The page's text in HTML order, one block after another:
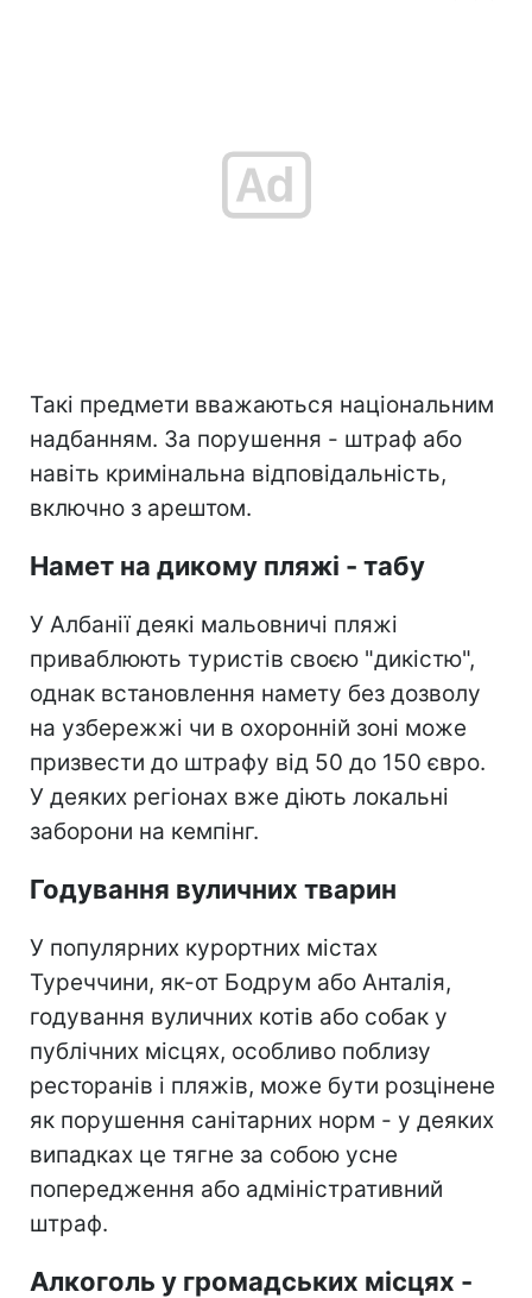
Такі предмети вважаються національним
надбанням. За порушення - штраф або
навіть кримінальна відповідальність,
включно з арештом.
Намет на дикому пляжі - табу
У Албанії деякі мальовничі пляжі
приваблюють туристів своєю "дикістю",
однак встановлення намету без дозволу
на узбережжі чи в охоронній зоні може
призвести до штрафу від 50 до 150 євро.
У деяких регіонах вже діють локальні
заборони на кемпінг.
Годування вуличних тварин
У популярних курортних містах
Туреччини, як-от Бодрум або Анталія,
годування вуличних котів або собак у
публічних місцях, особливо поблизу
ресторанів і пляжів, може бути розцінене
як порушення санітарних норм - у деяких
випадках це тягне за собою усне
попередження або адміністративний
штраф.
Алкоголь у громадських місцях -